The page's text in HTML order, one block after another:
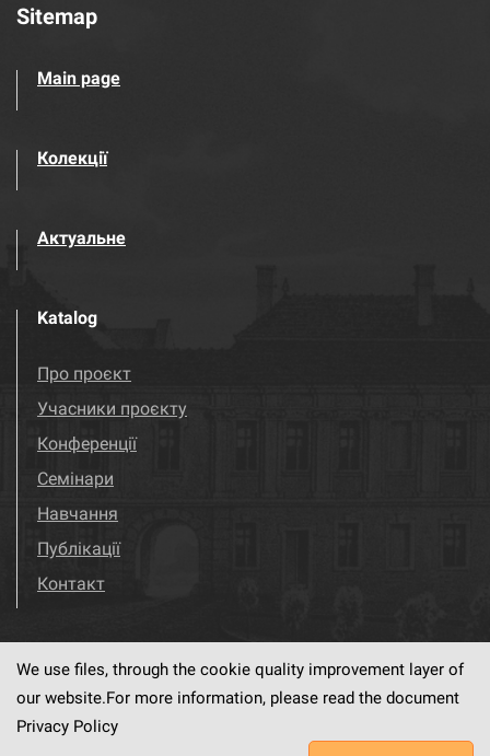
Sitemap
Main page
Колекції
Актуальне
Katalog
Про проєкт
Учасники проєкту
Конференції
Семінари
Навчання
Публікації
Контакт
Visit us! Facebook
We use files, through the cookie quality improvement layer of
our website.For more information, please read the document
Privacy Policy